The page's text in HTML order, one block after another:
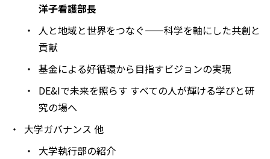
洋子看護部長
人と地域と世界をつなぐ——科学を軸にした共創と
貢献
基金による好循環から目指すビジョンの実現
DE&Iで未来を照らす すべての人が輝ける学びと研
究の場へ
大学ガバナンス 他
大学執行部の紹介